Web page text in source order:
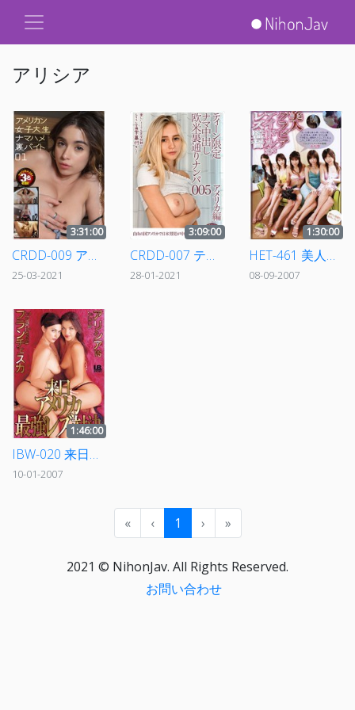
アリシア
3:31:00
CRDD-009 アメリカン女子大生 ナマハメ裏バイト 01
25-03-2021
3:09:00
CRDD-007 ティーン限定ナマ中出し欧米裏通りナンパ005 アメリカ編
28-01-2021
1:30:00
HET-461 美人グラビアアイドルがレズ監督
08-09-2007
1:46:00
IBW-020 来日アメリカ最強レズ対決 アリシアVSフランチェスカ
10-01-2007
« ‹ 1 › »
2021 © NihonJav. All Rights Reserved.
お問い合わせ